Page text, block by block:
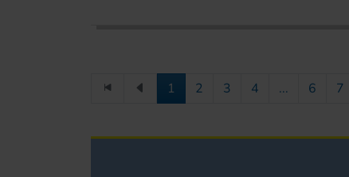
1 2 3 4 ... 6 7